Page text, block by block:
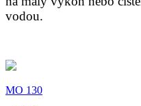
vodou.
MO 130